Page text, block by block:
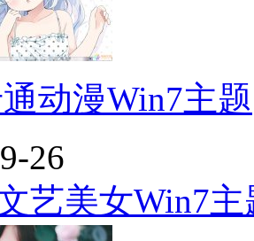
动漫Win7主题
26
艺美女Win7主